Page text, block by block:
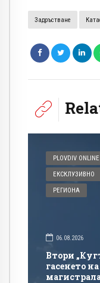
Задръстване
PLOVDIV ONLINE
ЕКСКЛУЗИВНО
РЕГИОНА
06.08.2026
Втори
гасенето